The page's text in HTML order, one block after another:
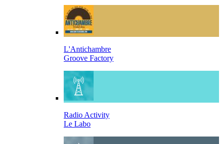
L'Antichambre
Groove Factory
Radio Activity
Le Labo